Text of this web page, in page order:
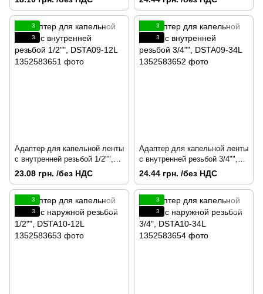
3
3
Адаптер для капельной ленты
с внутренней резьбой 1/2"",
DSTA09-12L
23.08 грн. /без НДС
3
3
Адаптер для капельной ленты
с внутренней резьбой 3/4"",
DSTA09-34L
24.44 грн. /без НДС
3
3
3
3